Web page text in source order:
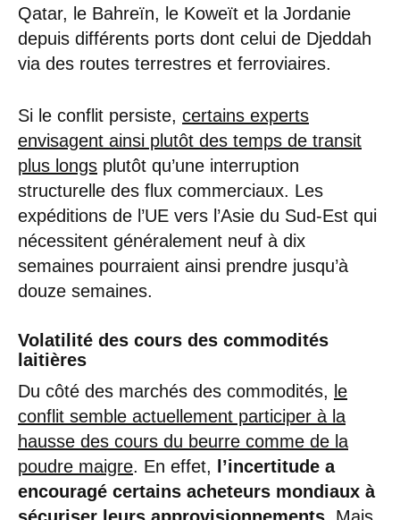
Qatar, le Bahreïn, le Koweït et la Jordanie
depuis différents ports dont celui de Djeddah
via des routes terrestres et ferroviaires.
Si le conflit persiste, certains experts
envisagent ainsi plutôt des temps de transit
plus longs plutôt qu’une interruption
structurelle des flux commerciaux. Les
expéditions de l’UE vers l’Asie du Sud-Est qui
nécessitent généralement neuf à dix
semaines pourraient ainsi prendre jusqu’à
douze semaines.
Volatilité des cours des commodités
laitières
Du côté des marchés des commodités, le
conflit semble actuellement participer à la
hausse des cours du beurre comme de la
poudre maigre. En effet,
l’incertitude a
encouragé certains acheteurs mondiaux à